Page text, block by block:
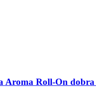
Aroma Roll-​On